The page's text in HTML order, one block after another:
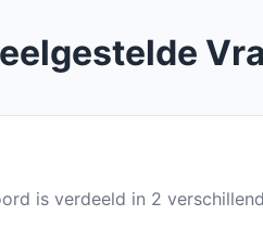
is verdeeld in 2